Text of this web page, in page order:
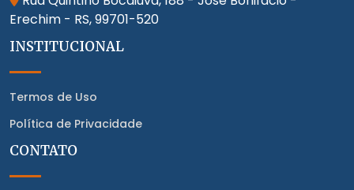
Erechim - RS,99701-520
INSTITUCIONAL
Termos de Uso
Política de Privacidade
CONTATO